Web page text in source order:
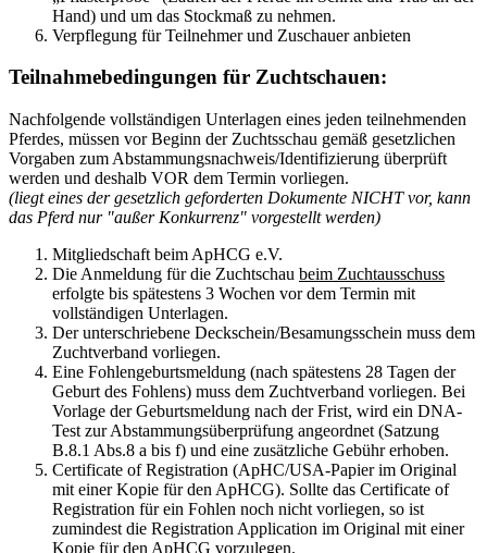
Hand) und um das Stockmaß zu nehmen.
Verpflegung für Teilnehmer und Zuschauer anbieten
Teilnahmebedingungen für Zuchtschauen:
Nachfolgende vollständigen Unterlagen eines jeden teilnehmenden
Pferdes, müssen vor Beginn der Zuchtsschau gemäß gesetzlichen
Vorgaben zum Abstammungsnachweis/Identifizierung überprüft
werden und deshalb VOR dem Termin vorliegen.
(liegt eines der gesetzlich geforderten Dokumente NICHT vor, kann
das Pferd nur "außer Konkurrenz" vorgestellt werden)
Mitgliedschaft beim ApHCG e.V.
Die Anmeldung für die Zuchtschau beim Zuchtausschuss
erfolgte bis spätestens 3 Wochen vor dem Termin mit
vollständigen Unterlagen.
Der unterschriebene Deckschein/Besamungsschein muss dem
Zuchtverband vorliegen.
Eine Fohlengeburtsmeldung (nach spätestens 28 Tagen der
Geburt des Fohlens) muss dem Zuchtverband vorliegen. Bei
Vorlage der Geburtsmeldung nach der Frist, wird ein DNA-
Test zur Abstammungsüberprüfung angeordnet (Satzung
B.8.1 Abs.8 a bis f) und eine zusätzliche Gebühr erhoben.
Certificate of Registration (ApHC/USA-Papier im Original
mit einer Kopie für den ApHCG). Sollte das Certificate of
Registration für ein Fohlen noch nicht vorliegen, so ist
zumindest die Registration Application im Original mit einer
Kopie für den ApHCG vorzulegen.